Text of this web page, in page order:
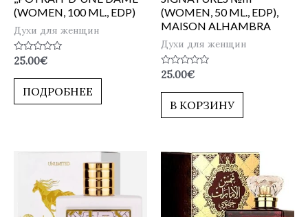
(WOMEN, 100 ML., EDP)
Духи для женщин
Оценка
из
25.00€
ПОДРОБНЕЕ
(WOMEN, 50 ML., EDP),
MAISON ALHAMBRA
Духи для женщин
Оценка
из
25.00€
В КОРЗИНУ